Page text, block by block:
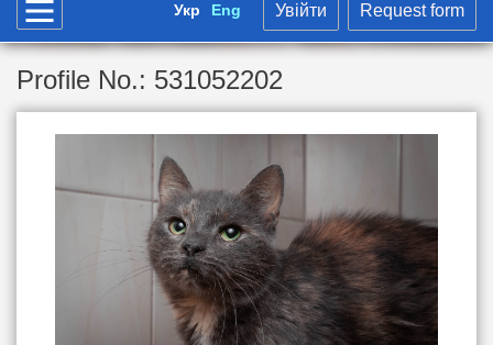
Укр Eng Увійти Request form
Profile No.: 531052202